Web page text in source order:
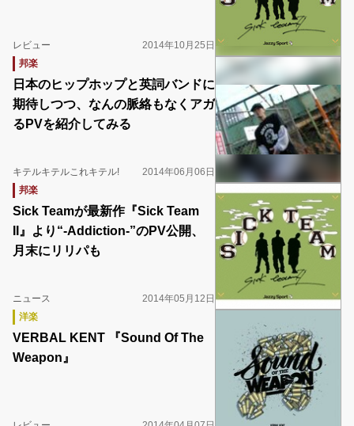
レビュー
2014年10月25日
邦楽
日本のヒップホップと英詞バンドに
期待しつつ、なんの脈絡もなくアガ
るPVを紹介してみる
キテルキテルこれキテル!
2014年06月06日
邦楽
Sick Teamが最新作『Sick Team
II』より“-Addiction-”のPV公開、
月末にリリパも
ニュース
2014年05月12日
洋楽
VERBAL KENT 『Sound Of The
Weapon』